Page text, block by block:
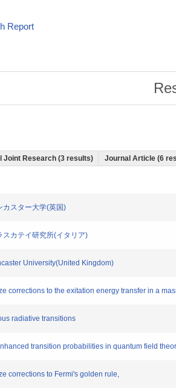
Report
Joint Research (3 results) Journal Article (6
カスター大学(英国)
スカテイ研究所(イタリア)
University(United Kingdom)
corrections to the exitation energy transfer in a
radiative transitions
transition probabilities in quantum field
corrections to Fermi's golden rule,